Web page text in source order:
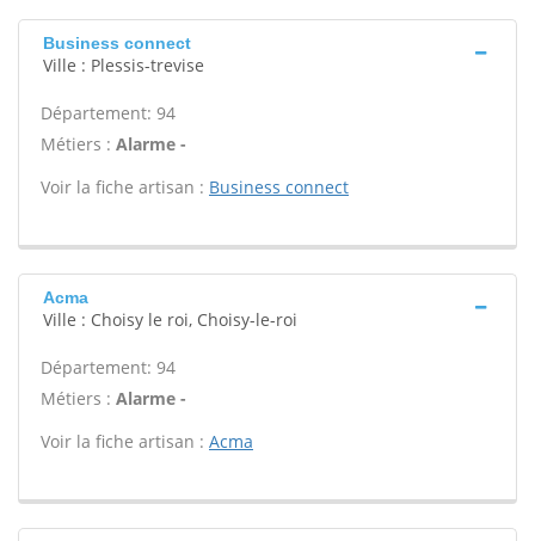
Business connect
Ville : Plessis-trevise
Département: 94
Métiers : Alarme -
Voir la fiche artisan : Business connect
Acma
Ville : Choisy le roi, Choisy-le-roi
Département: 94
Métiers : Alarme -
Voir la fiche artisan : Acma